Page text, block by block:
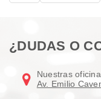
¿DUDAS O
Nuestras
Av. Emilio